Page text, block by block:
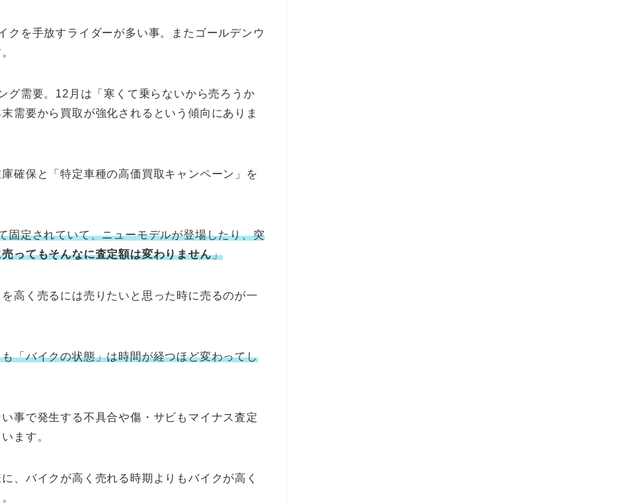
クを手放すライダーが多い事。またゴールデンウ
グ需要。12月は「寒くて乗らないから売ろうか
需要から買取が強化されるという傾向にありま
確保と「特定車種の高価買取キャンペーン」を
固定されていて、ニューモデルが登場したり、突
ってもそんなに査定額は変わりません」
高く売るには売りたいと思った時に売るのが一
「バイクの状態」は時間が経つほど変わってし
事で発生する不具合や傷・サビもマイナス査定
ます。
、バイクが高く売れる時期よりもバイクが高く